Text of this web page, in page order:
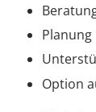
Option